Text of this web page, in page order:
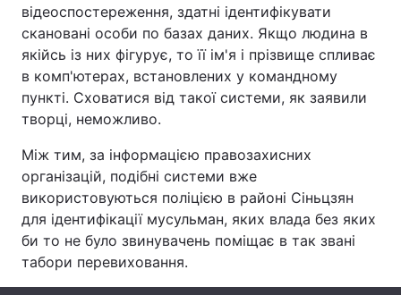
Україна Політика
Економіка Світ
Спорт Наука
Техно і зв'язок
Зброя Інциденти
Здоров'я Туризм
Цікавинки Погода
Екологія Регіони
відеоспостереження, здатні ідентифікувати
скановані особи по базах даних. Якщо людина в
якійсь із них фігурує, то її ім'я і прізвище спливає
в комп'ютерах, встановлених у командному
пункті. Сховатися від такої системи, як заявили
творці, неможливо.
Між тим, за інформацією правозахисних
організацій, подібні системи вже
використовуються поліцією в районі Сіньцзян
для ідентифікації мусульман, яких влада без яких
би то не було звинувачень поміщає в так звані
табори перевиховання.